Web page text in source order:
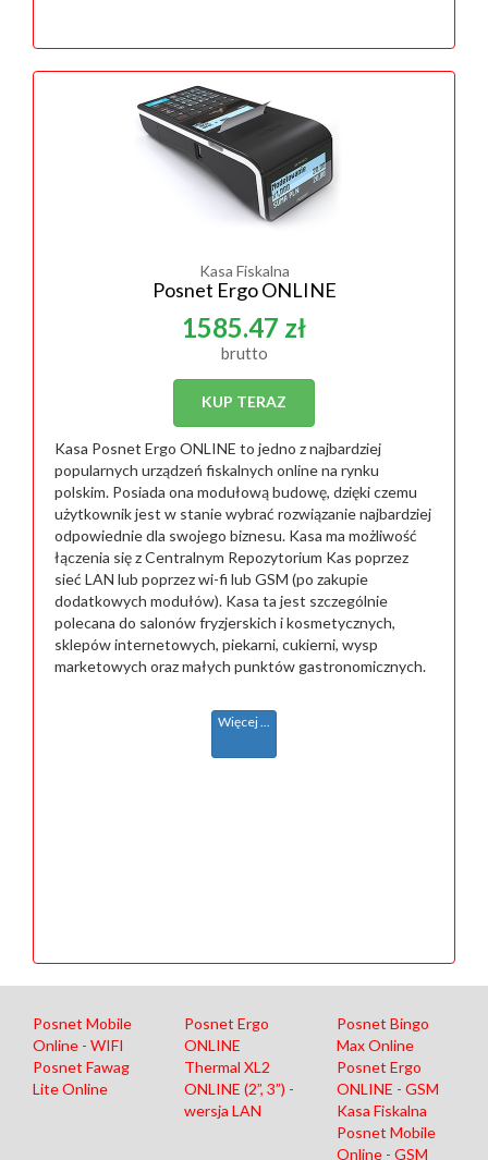
Kasa Fiskalna
Posnet Ergo ONLINE
1585.47 zł
brutto
KUP TERAZ
Kasa Posnet Ergo ONLINE to jedno z najbardziej
popularnych urządzeń fiskalnych online na rynku
polskim. Posiada ona modułową budowę, dzięki czemu
użytkownik jest w stanie wybrać rozwiązanie najbardziej
odpowiednie dla swojego biznesu. Kasa ma możliwość
łączenia się z Centralnym Repozytorium Kas poprzez
sieć LAN lub poprzez wi-fi lub GSM (po zakupie
dodatkowych modułów). Kasa ta jest szczególnie
polecana do salonów fryzjerskich i kosmetycznych,
sklepów internetowych, piekarni, cukierni, wysp
marketowych oraz małych punktów gastronomicznych.
Więcej ...
Posnet Mobile
Online - WIFI
Posnet Ergo
ONLINE
Posnet Bingo
Max Online
Posnet Fawag
Lite Online
Thermal XL2
ONLINE (2”, 3”) -
wersja LAN
Posnet Ergo
ONLINE - GSM
Kasa Fiskalna
Posnet Mobile
Online - GSM